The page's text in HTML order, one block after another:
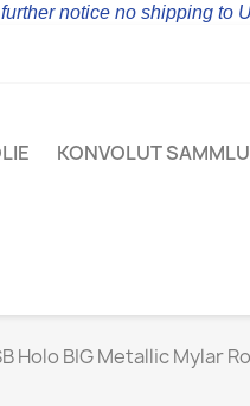
notice no shipping to
KONVOLUT
Holo BIG Metallic Mylar